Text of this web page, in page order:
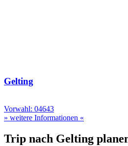
Gelting
Vorwahl: 04643
» weitere Informationen «
Trip nach Gelting